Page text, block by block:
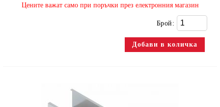
​Цените важат само при поръчки през електронния магазин
Брой: